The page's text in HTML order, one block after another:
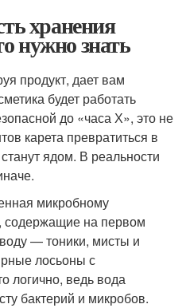
хранения
нужно знать
продукт, дает вам
будет работать
до «часа Х», это не
карета превратиться в
ядом. В реальности
микробному
на первом
— тоники, мисты и
лосьоны с
логично, ведь вода
бактерий и микробов.